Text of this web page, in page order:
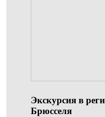
Экскурсия в
Брюсселя